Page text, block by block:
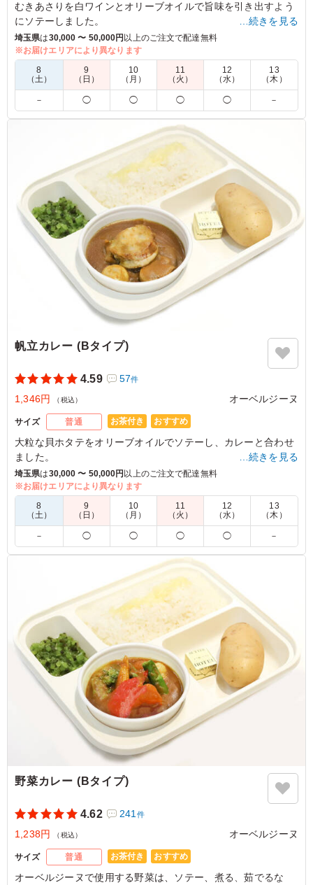
むきあさりを白ワインとオリーブオイルで旨味を引き出すよう
にソテーしました。
濃厚なカレールウの中にあさりの存在感をしっかり感じていた
だけます。
※喫食までにバターが溶けてしまう場合がございます。冷蔵庫
等で保管できるご用意をお願い致します。
※オプションにて店舗ロゴ入りの紙のスリーブケース(化粧箱)
をご用意しております。ご希望の際は下記「ご飯の種類」プル
ダウンよりご選択ください。
また、画像サンプルはカテゴリ：「オプション」内の「スリー
ブケース(化粧箱)」をご参照ください。各商品共通のケースと
なります。
5.0 山本
あさりの濃厚な出汁がルーの深みと見事に融合しており、
一口ごとに旨味が広がる贅沢な味わいでした。具材のあさ
りもたっぷり入っていて、魚介の風味を存分に堪能できま
す。スパイスの華やかさと磯の香りが絶妙で、冷めても味
がぼやけず、最後まで飽きずに完食できる美味しさでし
た。魚介好きにはたまらない満足度の高いカレーです。
東京都渋谷区神宮前2026/06/29
…続きを見る
埼玉県は30,000 〜 50,000円 以上のご注文で配達無料
※お届けエリアにより異なります
8
（土）
9
（日）
10
（月）
11
（火）
12
（水）
13
（木）
－ ◯ ◯ ◯ ◯ －
帆立カレー (Bタイプ)
4.59 57件
1,346円 （税込） オーベルジーヌ
サイズ 普通 お茶付き おすすめ
大粒な貝ホタテをオリーブオイルでソテーし、カレーと合わせ
ました。
プリプリ食感が、食べ応え抜群です。
また、副菜のジャガイモはメークインを使っているので、甘味
がありカレーを引き立たせます。
※喫食までにバターが溶けてしまう場合がございます。冷蔵庫
等で保管できるご用意をお願い致します。
※オプションにて店舗ロゴ入りの紙のスリーブケース(化粧箱)
をご用意しております。ご希望の際は下記「ご飯の種類」プル
ダウンよりご選択ください。
また、画像サンプルはカテゴリ：「オプション」内の「スリー
ブケース(化粧箱)」をご参照ください。各商品共通のケースと
なります。
5.0
前回中辛を注文させていただきましたが、美味しいけど辛
いという意見があったので、今回は甘口で注文しました。
食べた瞬間は辛くないですが、じわじわとスパイスが効い
てきて美味しいです。ホタテがたくさん入っており、具材
も大きいとレビューで見ていましたが、ほんとに大きくて
食べ応えありました。
ご利用シーン：会議・セミナー
…続きを見る
埼玉県は30,000 〜 50,000円以上のご注文で配達無料
※お届けエリアにより異なります
8
（土）
9
（日）
10
（月）
11
（火）
12
（水）
13
（木）
－ ◯ ◯ ◯ ◯ －
野菜カレー (Bタイプ)
4.62 241 件
1,238円 （税込） オーベルジーヌ
サイズ 普通 お茶付き おすすめ
オーベルジーヌで使用する野菜は、ソテー、煮る、茹でるな